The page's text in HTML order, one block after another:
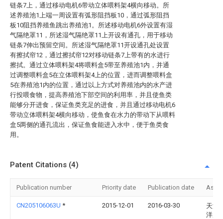
链条7上，通过移动电机6带动立体喂料架4横向移动。所
述养殖池1上端一周设置有弧形阻挡板10，通过弧形阻挡
板10阻挡养殖鱼跳出养殖池1。所述移动电机6外设置有湿
气隔绝罩11，所述湿气隔绝罩11上开设有通孔，用于移动
链条7伸出预留空间。所述湿气隔绝罩11开设通孔处设置
有擦拭帘12，通过擦拭帘12对移动链条7上带有的水进行
擦拭。通过立体喂料架4将喂料盒5带至养殖池1内，并通
过调整喂料盒5在立体喂料架4上的位置，进而调整喂料盒
5在养殖池1内的位置，通过以上方式对养殖池内的水产进
行投喂食物，提高养殖池下部空间的利用率，并且使鱼类
能够分开进食，保证鱼类充足的进食，并且通过移动电机6
带动立体喂料架4横向移动，使鱼食在水力的带动下从喂料
盒5两侧的通孔流出，保证鱼食能进入水中，便于鱼类食
用。
Patent Citations (4)
Publication number Priority date Publication date
CN205106063U * 2015-12-01 2016-03-30
天津
洋腾